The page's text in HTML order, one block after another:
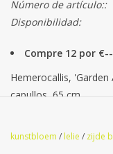
Número de artículo::
Disponibilidad:
Compre 12 por
Hemerocallis,
capullos, 65 cm
kunstbloem / lelie / zijde